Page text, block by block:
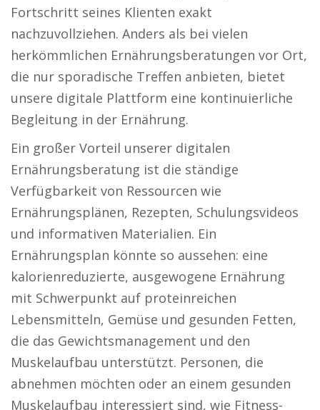
Fortschritt seines Klienten exakt
nachzuvollziehen. Anders als bei vielen
herkömmlichen Ernährungsberatungen vor Ort,
die nur sporadische Treffen anbieten, bietet
unsere digitale Plattform eine kontinuierliche
Begleitung in der Ernährung.
Ein großer Vorteil unserer digitalen
Ernährungsberatung ist die ständige
Verfügbarkeit von Ressourcen wie
Ernährungsplänen, Rezepten, Schulungsvideos
und informativen Materialien. Ein
Ernährungsplan könnte so aussehen: eine
kalorienreduzierte, ausgewogene Ernährung
mit Schwerpunkt auf proteinreichen
Lebensmitteln, Gemüse und gesunden Fetten,
die das Gewichtsmanagement und den
Muskelaufbau unterstützt. Personen, die
abnehmen möchten oder an einem gesunden
Muskelaufbau interessiert sind, wie Fitness-